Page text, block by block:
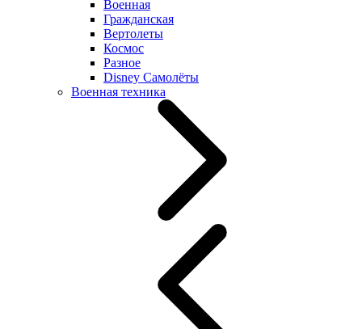
Военная
Гражданская
Вертолеты
Космос
Разное
Disney Самолёты
Военная техника